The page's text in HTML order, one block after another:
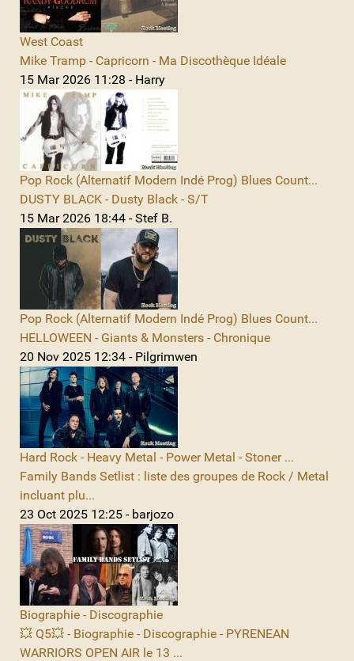
West Coast
Mike Tramp - Capricorn - Ma Discothèque Idéale
15 Mar 2026 11:28 - Harry
Pop Rock (Alternatif Modern Indé Prog) Blues Count...
DUSTY BLACK - Dusty Black - S/T
15 Mar 2026 18:44 - Stef B.
Pop Rock (Alternatif Modern Indé Prog) Blues Count...
HELLOWEEN - Giants & Monsters - Chronique
20 Nov 2025 12:34 - Pilgrimwen
Hard Rock - Heavy Metal - Power Metal - Stoner ...
Family Bands Setlist : liste des groupes de Rock / Metal
incluant plu...
23 Oct 2025 12:25 - barjozo
Biographie - Discographie
💥 Q5💥 - Biographie - Discographie - PYRENEAN
WARRIORS OPEN AIR le 13 ...